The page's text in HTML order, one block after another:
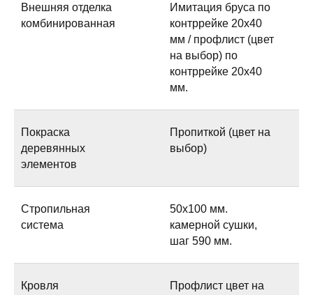
Внешняя отделка
комбинированная
Имитация бруса по
контррейке 20х40
мм / профлист (цвет
на выбор) по
контррейке 20х40
мм.
Покраска
деревянных
элементов
Пропиткой (цвет на
выбор)
Стропильная
система
50х100 мм.
камерной сушки,
шаг 590 мм.
Кровля
Профлист цвет на